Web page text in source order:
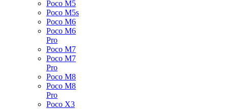
Poco M5
Poco M5s
Poco M6
Poco M6
Pro
Poco M7
Poco M7
Pro
Poco M8
Poco M8
Pro
Poco X3